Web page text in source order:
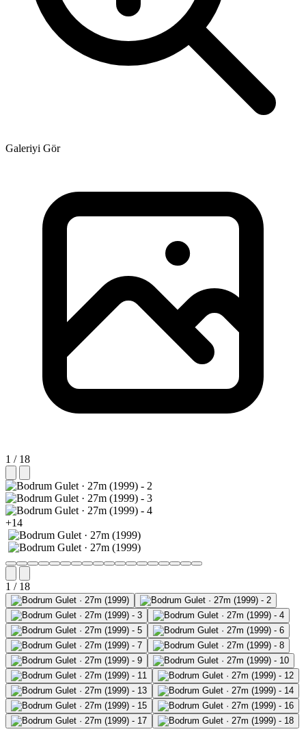
Galeriyi Gör
1 / 18
+14
1 / 18